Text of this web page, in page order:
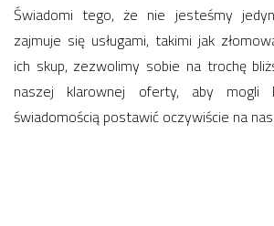
Świadomi tego, że nie jesteśmy
zajmuje się usługami, takimi jak
ich skup, zezwolimy sobie na trochę
naszej klarownej oferty, aby mogli
świadomością postawić oczywiście na nas.